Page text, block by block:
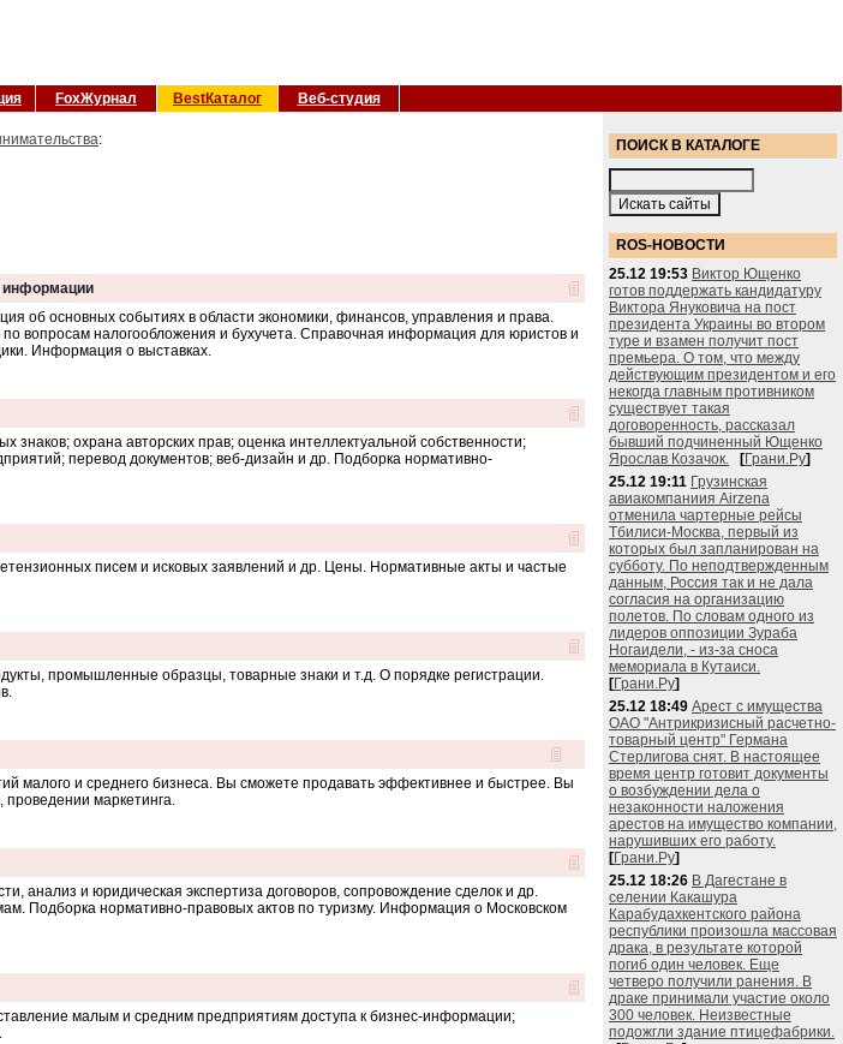
FoxЖурнал BestКаталог Веб-студия
:
информации
об основных событиях в области экономики, финансов, управления и права.
вопросам налогообложения и бухучета. Справочная информация для юристов и
Информация о выставках.
знаков; охрана авторских прав; оценка интеллектуальной собственности;
перевод документов; веб-дизайн и др. Подборка нормативно-
писем и исковых заявлений и др. Цены. Нормативные акты и частые
промышленные образцы, товарные знаки и т.д. О порядке регистрации.
малого и среднего бизнеса. Вы сможете продавать эффективнее и быстрее. Вы
проведении маркетинга.
анализ и юридическая экспертиза договоров, сопровождение сделок и др.
Подборка нормативно-правовых актов по туризму. Информация о Московском
малым и средним предприятиям доступа к бизнес-информации;
ПОИСК В КАТАЛОГЕ
ROS-НОВОСТИ
25.12 19:53 Виктор Ющенко
готов поддержать кандидатуру
Виктора Януковича на пост
президента Украины во втором
туре и взамен получит пост
премьера. О том, что между
действующим президентом и его
некогда главным противником
существует такая
договоренность, рассказал
бывший подчиненный Ющенко
Ярослав Козачок.
[Грани.Ру]
25.12 19:11 Грузинская
авиакомпаниия Airzena
отменила чартерные рейсы
Тбилиси-Москва, первый из
которых был запланирован на
субботу. По неподтвержденным
данным, Россия так и не дала
согласия на организацию
полетов. По словам одного из
лидеров оппозиции Зураба
Ногаидели, - из-за сноса
мемориала в Кутаиси.
[Грани.Ру]
25.12 18:49 Арест с имущества
ОАО "Антрикризисный расчетно-
товарный центр" Германа
Стерлигова снят. В настоящее
время центр готовит документы
о возбуждении дела о
незаконности наложения
арестов на имущество компании,
нарушивших его работу.
[Грани.Ру]
25.12 18:26 В Дагестане в
селении Какашура
Карабудахкентского района
республики произошла массовая
драка, в результате которой
погиб один человек. Еще
четверо получили ранения. В
драке принимали участие около
300 человек. Неизвестные
подожгли здание птицефабрики.